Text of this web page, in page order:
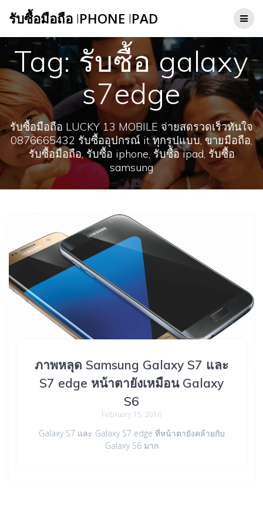
to
รับซื้อมือถือ IPHONE IPAD
Tag:รับซื้อ galaxy
s7edge
รับซื้อมือถือ LUCKY 13 MOBILE จ่ายสดรวดเร็วทันใจ
0876665432 รับซื้ออุปกรณ์ it ทุกรูปแบบ, ขายมือถือ,
รับซื้อมือถือ, รับซื้อ iphone, รับซื้อ ipad, รับซื้อ
samsung
ภาพหลุด Samsung Galaxy S7 และ
S7 edge หน้าตายังเหมือน Galaxy
S6
February 15, 2016
Galaxy S7 และ Galaxy S7 edge ที่หน้าตายังคล้ายกับ
Galaxy S6 มาก